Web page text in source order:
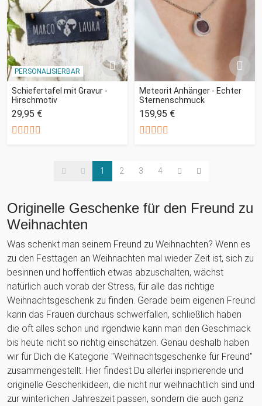
PERSONALISIERBAR
Schiefertafel mit Gravur -
Hirschmotiv
29,95 €
Meteorit Anhänger - Echter
Sternenschmuck
159,95 €
1 2 3 4
Originelle Geschenke für den Freund zu
Weihnachten
Was schenkt man seinem Freund zu Weihnachten? Wenn es
zu den Festtagen an Weihnachten mal wieder Zeit ist, sich zu
besinnen und hoffentlich etwas abzuschalten, wächst
natürlich auch vorab der Stress, für alle das richtige
Weihnachtsgeschenk zu finden. Gerade beim eigenen Freund
kann das Frauen durchaus schwerfallen, schließlich haben
die oft alles schon und irgendwie kann man den Geschmack
bis heute nicht so richtig einschätzen. Genau deshalb haben
wir für Dich die Kategorie "Weihnachtsgeschenke für Freund"
zusammengestellt. Hier findest Du allerlei inspirierende und
originelle Geschenkideen, die nicht nur weihnachtlich sind und
zur winterlichen Jahreszeit passen, sondern die auch ganz